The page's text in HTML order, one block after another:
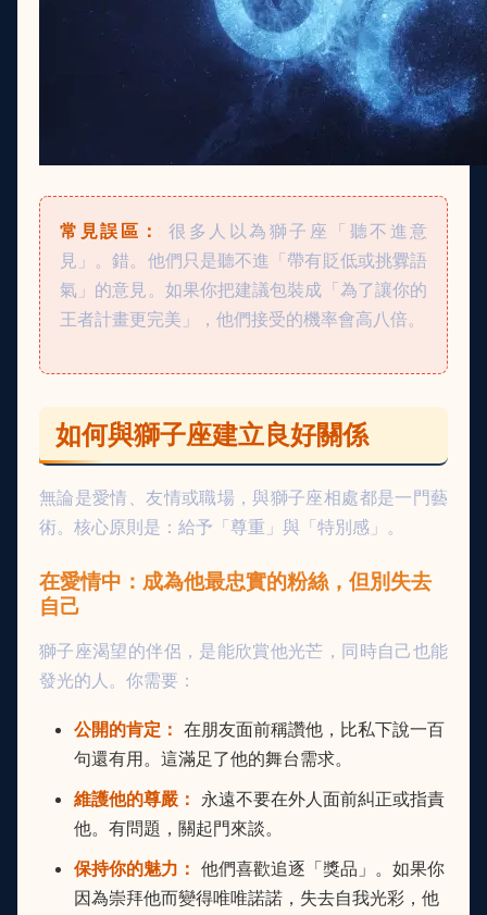
常見誤區：
很多人以為獅子座「聽不進意
見」。錯。他們只是聽不進「帶有貶低或挑釁語
氣」的意見。如果你把建議包裝成「為了讓你的
王者計畫更完美」，他們接受的機率會高八倍。
如何與獅子座建立良好關係
無論是愛情、友情或職場，與獅子座相處都是一門藝
術。核心原則是：給予「尊重」與「特別感」。
在愛情中：成為他最忠實的粉絲，但別失去
自己
獅子座渴望的伴侶，是能欣賞他光芒，同時自己也能
發光的人。你需要：
公開的肯定： 在朋友面前稱讚他，比私下說一百
句還有用。這滿足了他的舞台需求。
維護他的尊嚴： 永遠不要在外人面前糾正或指責
他。有問題，關起門來談。
保持你的魅力： 他們喜歡追逐「獎品」。如果你
因為崇拜他而變得唯唯諾諾，失去自我光彩，他